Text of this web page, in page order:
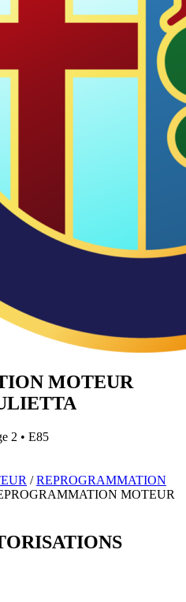
MOTEUR
2 • E85
/REPROGRAMMATION
MOTEUR